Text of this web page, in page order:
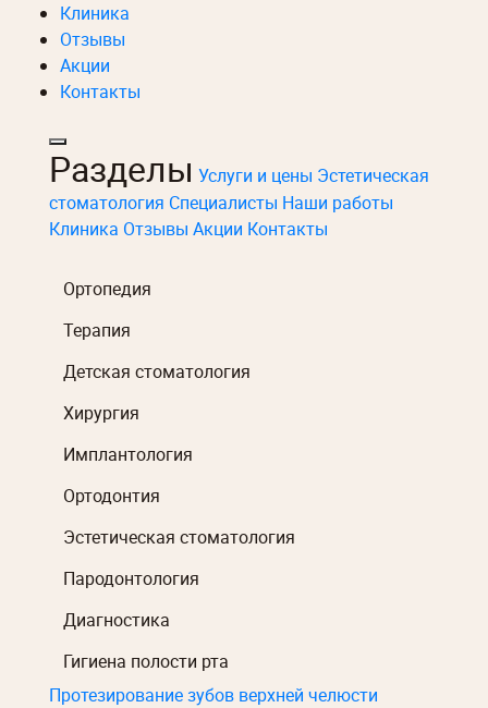
Клиника
Отзывы
Акции
Контакты
Разделы Услуги и цены Эстетическая
стоматология Специалисты Наши работы
Клиника Отзывы Акции Контакты
Ортопедия
Терапия
Детская стоматология
Хирургия
Имплантология
Ортодонтия
Эстетическая стоматология
Пародонтология
Диагностика
Гигиена полости рта
Протезирование зубов верхней челюсти